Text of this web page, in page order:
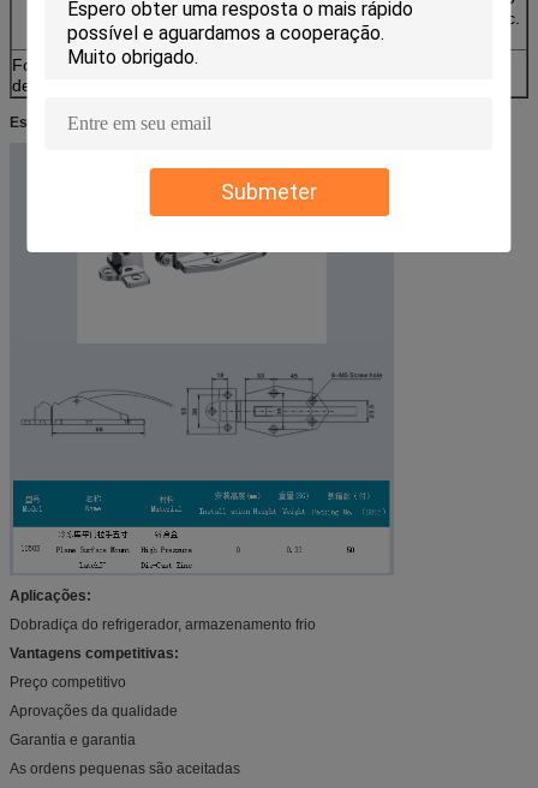
Submeter
de calibre, o medidor da passagem, o medidor etc.
da passagem.
Formato do
desenho
Pdf, dwg, etc.
Especificações:
Aplicações:
Dobradiça do refrigerador, armazenamento frio
Vantagens competitivas:
Preço competitivo
Aprovações da qualidade
Garantia e garantia
As ordens pequenas são aceitadas